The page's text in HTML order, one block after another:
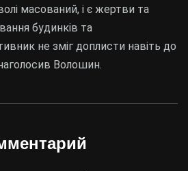
масований, і є жертви та
будинків та
не зміг доплисти навіть до
Волошин.